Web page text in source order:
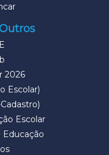
2026
Escolar)
Escolar
Educação